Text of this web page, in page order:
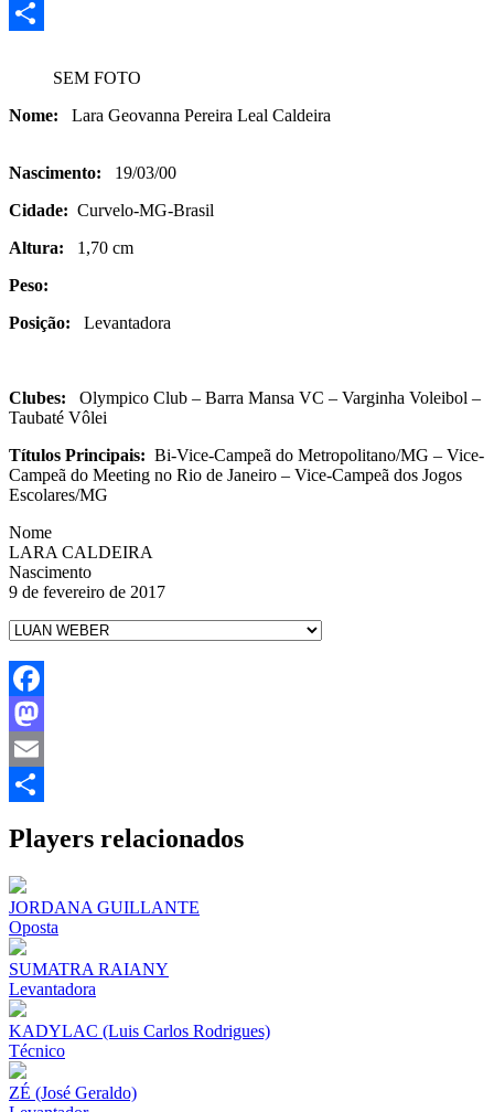
Email
SEM FOTO
Nome: Lara Geovanna Pereira Leal Caldeira
Nascimento: 19/03/00
Cidade: Curvelo-MG-Brasil
Altura: 1,70 cm
Peso:
Posição: Levantadora
Clubes: Olympico Club – Barra Mansa VC – Varginha Voleibol –
Taubaté Vôlei
Títulos Principais: Bi-Vice-Campeã do Metropolitano/MG – Vice-
Campeã do Meeting no Rio de Janeiro – Vice-Campeã dos Jogos
Escolares/MG
Nome
LARA CALDEIRA
Nascimento
9 de fevereiro de 2017
Facebook
Mastodon
Email
Players relacionados
JORDANA GUILLANTE
Oposta
SUMATRA RAIANY
Levantadora
KADYLAC (Luis Carlos Rodrigues)
Técnico
ZÉ (José Geraldo)